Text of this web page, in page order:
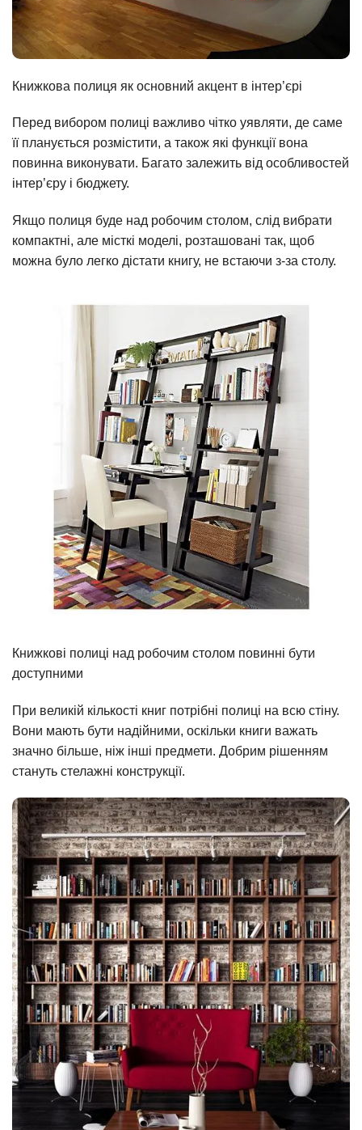
Книжкова полиця як основний акцент в інтер’єрі
Перед вибором полиці важливо чітко уявляти, де саме
її планується розмістити, а також які функції вона
повинна виконувати. Багато залежить від особливостей
інтер’єру і бюджету.
Якщо полиця буде над робочим столом, слід вибрати
компактні, але місткі моделі, розташовані так, щоб
можна було легко дістати книгу, не встаючи з-за столу.
Книжкові полиці над робочим столом повинні бути
доступними
При великій кількості книг потрібні полиці на всю стіну.
Вони мають бути надійними, оскільки книги важать
значно більше, ніж інші предмети. Добрим рішенням
стануть стелажні конструкції.